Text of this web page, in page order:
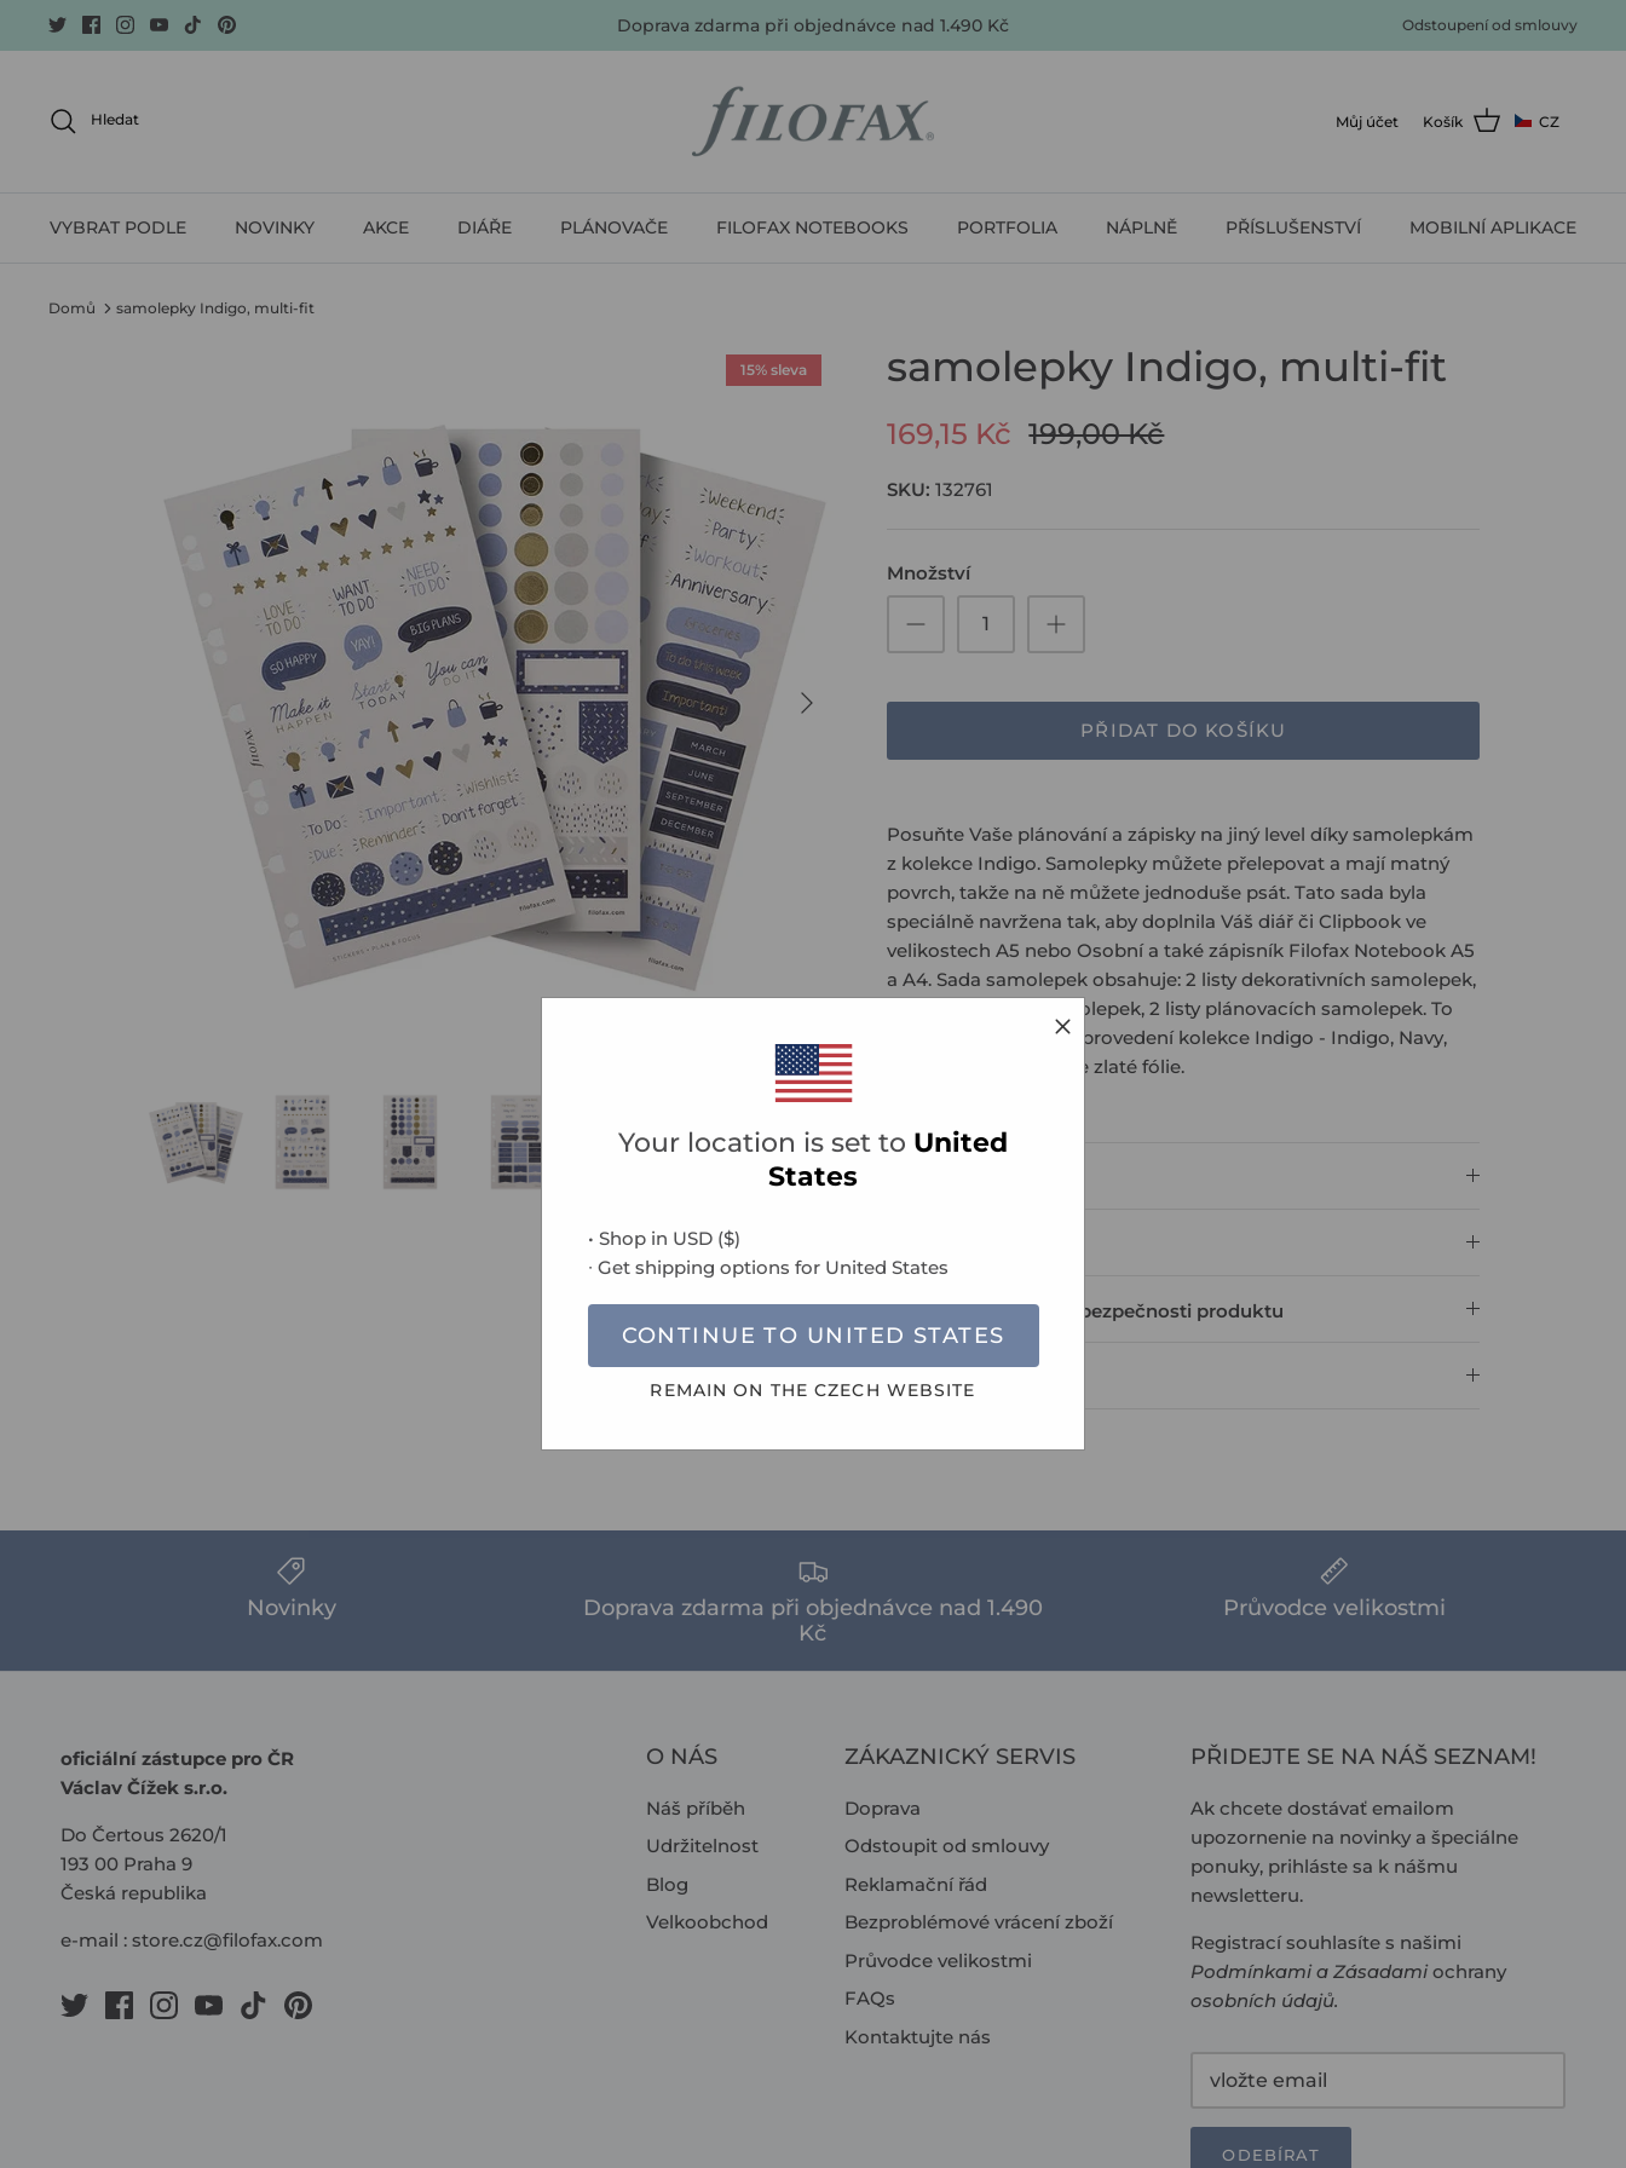
Doprava zdarma při objednávce nad 1.490 Kč Odstoupení od smlouvy
Hledat Můj účet Košík CZ
VYBRAT PODLE NOVINKY AKCE DIÁŘE PLÁNOVAČE FILOFAX NOTEBOOKS PORTFOLIA NÁPLNĚ PŘÍSLUŠENSTVÍ MOBILNÍ APLIKACE
Your location is set to United
States
• Shop in USD($)
∙ Get shipping options for United States
CONTINUE TO UNITED STATES
REMAIN ON THECZECH WEBSITE
Domů samolepky Indigo, multi-fit
15% sleva samolepky Indigo, multi-fit
169,15 Kč 199,00 Kč
SKU: 132761
Množství
PŘIDAT DO KOŠÍKU
Posuňte Vaše plánování a zápisky na jiný level díky samolepkám
z kolekce Indigo. Samolepky můžete přelepovat a mají matný
povrch, takže na ně můžete jednoduše psát. Tato sada byla
speciálně navržena tak, aby doplnila Váš diář či Clipbook ve
velikostech A5 nebo Osobní a také zápisník Filofax Notebook A5
a A4. Sada samolepek obsahuje: 2 listy dekorativních samolepek,
2 listy funkčních samolepek, 2 listy plánovacích samolepek. To
všechno v barevném provedení kolekce Indigo - Indigo, Navy,
šedá a bílá s detaily ze zlaté fólie.
Informace o obecné bezpečnosti produktu
Novinky
Doprava zdarma při objednávce nad 1.490
Kč
Průvodce velikostmi
oficiální zástupce pro ČR
Václav Čížek s.r.o.
Do Čertous 2620/1
193 00 Praha 9
Česká republika
e-mail : store.cz@filofax.com
O NÁS
Náš příběh
Udržitelnost
Blog
Velkoobchod
ZÁKAZNICKÝ SERVIS
Doprava
Odstoupit od smlouvy
Reklamační řád
Bezproblémové vrácení zboží
Průvodce velikostmi
FAQs
Kontaktujte nás
PŘIDEJTE SE NA NÁŠ SEZNAM!
Ak chcete dostávať emailom
upozornenie na novinky a špeciálne
ponuky, prihláste sa k nášmu
newsletteru.
Registrací souhlasíte s našimi
Podmínkamia Zásadamiochrany
osobních údajů.
ODEBÍRAT